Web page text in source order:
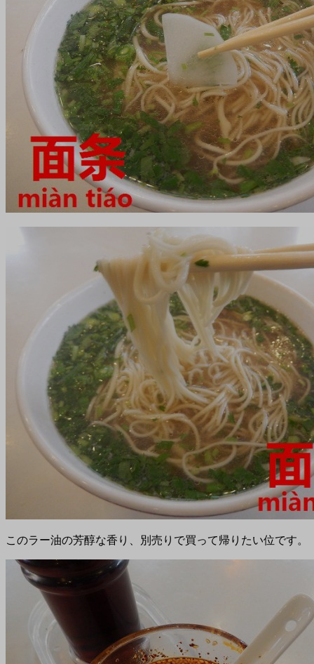
このラー油の芳醇な香り、別売りで買って帰りたい位です。